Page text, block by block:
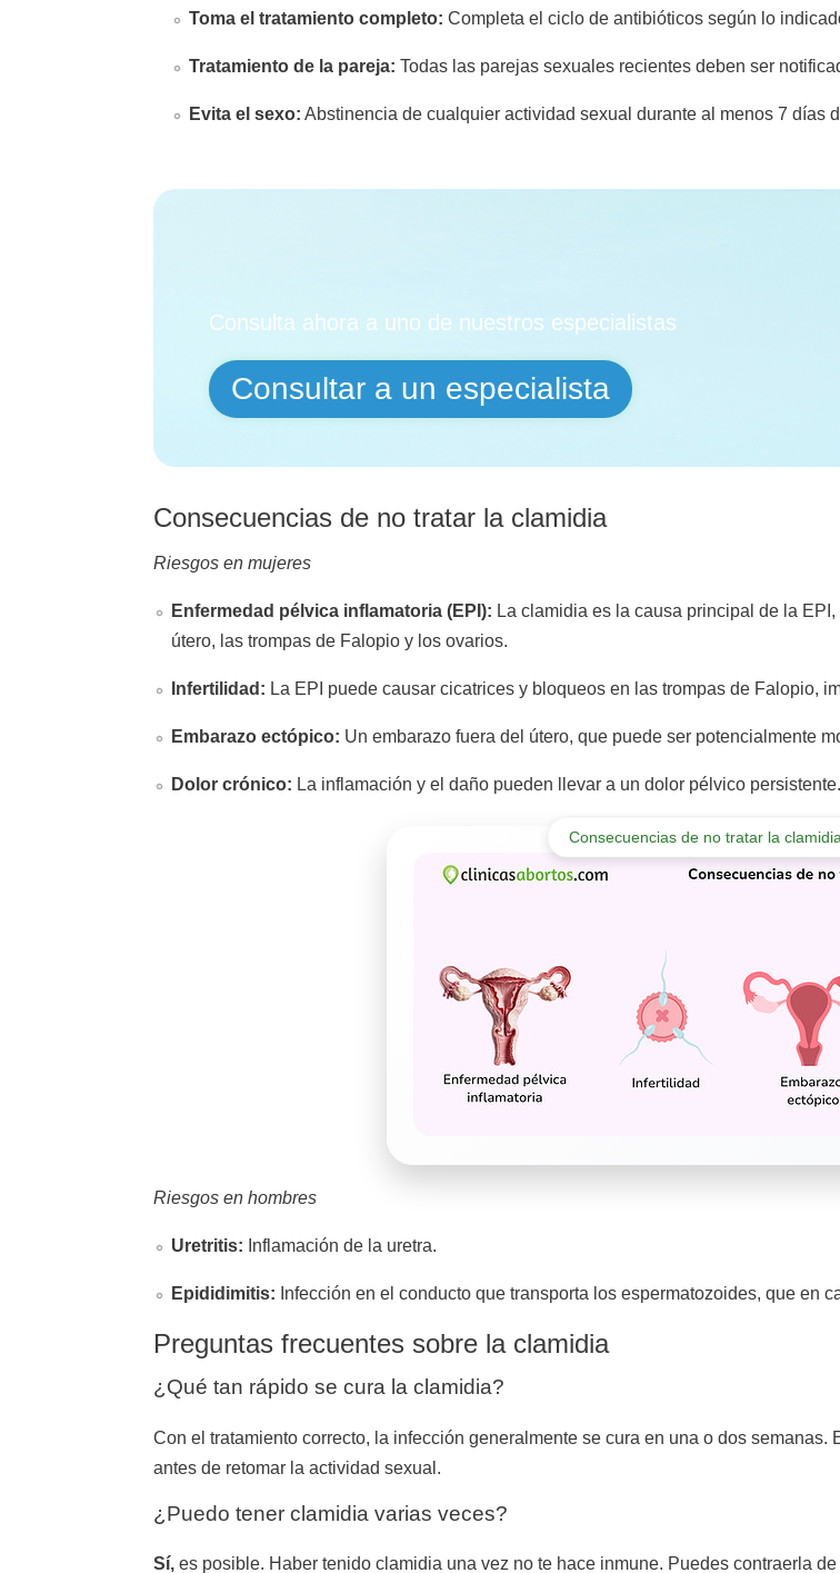
Toma el tratamiento completo: Completa el ciclo de antibióticos según lo
Tratamiento de la pareja: Todas las parejas sexuales recientes deben ser
Evita el sexo: Abstinencia de cualquier actividad sexual durante al menos 7 días
Consulta ahora a uno de nuestros especialistas
Consultar a un especialista
Consecuencias de no tratar la clamidia
Riesgos en mujeres
Enfermedad pélvica inflamatoria (EPI): La clamidia es la causa principal de la
útero, las trompas de Falopio y los ovarios.
Infertilidad: La EPI puede causar cicatrices y bloqueos en las trompas de Falopio,
Embarazo ectópico: Un embarazo fuera del útero, que puede ser potencialmente
Dolor crónico: La inflamación y el daño pueden llevar a un dolor pélvico persistente.
Consecuencias de no tratar la
Riesgos en hombres
Uretritis: Inflamación de la uretra.
Epididimitis: Infección en el conducto que transporta los espermatozoides, que en
Preguntas frecuentes sobre la clamidia
¿Qué tan rápido se cura la clamidia?
Con el tratamiento correcto, la infección generalmente se cura en una o dos
antes de retomar la actividad sexual.
¿Puedo tener clamidia varias veces?
Sí, es posible. Haber tenido clamidia una vez no te hace inmune. Puedes contraerla